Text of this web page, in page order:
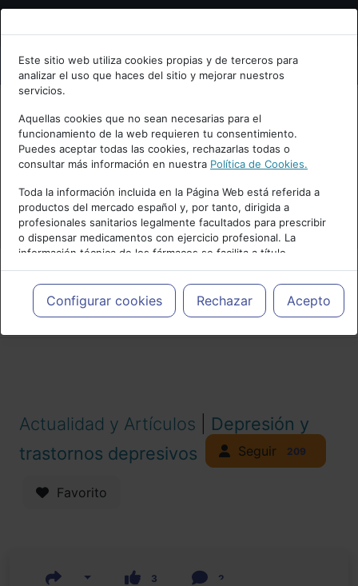
Bienvenid@ a psiquiatria.com
Escribe tu Email
Accede o regístrate con tu email.
Cancelar
Este sitio web utiliza cookies propias y de terceros para
analizar el uso que haces del sitio y mejorar nuestros
servicios.
Aquellas cookies que no sean necesarias para el
funcionamiento de la web requieren tu consentimiento.
Puedes aceptar todas las cookies, rechazarlas todas o
consultar más información en nuestra Política de Cookies.
Toda la información incluida en la Página Web está referida a
productos del mercado español y, por tanto, dirigida a
profesionales sanitarios legalmente facultados para prescribir
o dispensar medicamentos con ejercicio profesional. La
información técnica de los fármacos se facilita a título
meramente informativo, siendo responsabilidad de los
profesionales facultados prescribir medicamentos y decidir, en
cada caso concreto, el tratamiento más adecuado a las
necesidades del paciente.
Configurar cookies Rechazar Acepto
PUBLICIDAD
Actualidad y Artículos
Depresión y
trastornos depresivos
Seguir 209
Favorito
3 2